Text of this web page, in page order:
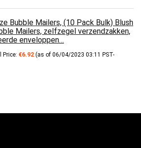
Bubble Mailers, (10 Pack Bulk) Blush
Mailers, zelfzegel verzendzakken,
enveloppen…
Price: €6.92 (as of 06/04/2023 03:11 PST-